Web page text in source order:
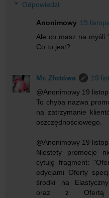
Odpowiedzi
Anonimowy 19
Ale co masz na myśli
Co to jest?
Mr. Złotówa
19
@Anonimowy 19
To chyba nazwa
na zatrzymanie
oszczędnościowego.
@Anonimowy 19
Niestety promocje
cytuję fragment:
edycjami Oferty
środki na
oraz z Ofertą